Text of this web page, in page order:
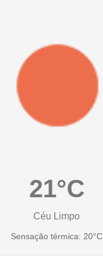
21°C
Céu Limpo
Sensação térmica: 20°C